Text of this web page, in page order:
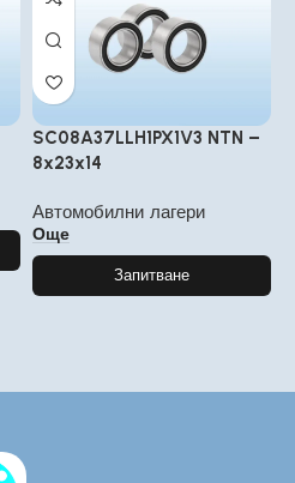
SC08A37LLH1PX1V3 NTN –
8x23x14
Автомобилни лагери
Още
Запитване